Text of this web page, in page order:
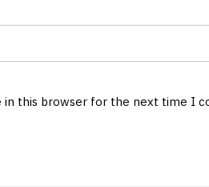
in this browser for the next time I